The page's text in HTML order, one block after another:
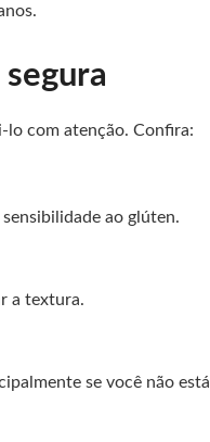
lo com atenção. Confira:
ao glúten.
a textura.
se você não está